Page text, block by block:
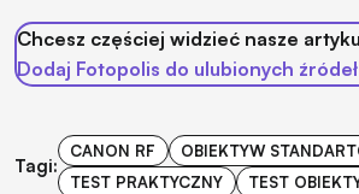
Chcesz częściej widzieć nasze
Dodaj Fotopolis do ulubionych źródeł
Tagi:
CANON RF
OBIEKTYW
TEST PRAKTYCZNY
TEST